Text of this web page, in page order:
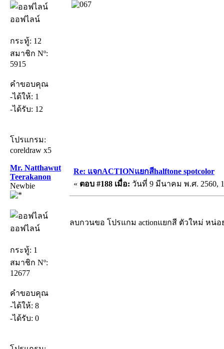
ออฟไลน์
กระทู้: 12
สมาชิก Nº:
5915
คำขอบคุณ
-ได้ให้: 1
-ได้รับ: 12
โปรแกรม:
coreldraw x5
Mr. Natthawut
Teerakanon
Newbie
ออฟไลน์
กระทู้: 1
สมาชิก Nº:
12677
คำขอบคุณ
-ได้ให้: 8
-ได้รับ: 0
Re: แจกACTIONแยกสีhalftone spotcolor
« ตอบ #188 เมื่อ: วันที่ 9 มีนาคม พ.ศ. 2560,
ลบกวนขอ โปรแกม actionแยกสี ตัวใหม่ หน่